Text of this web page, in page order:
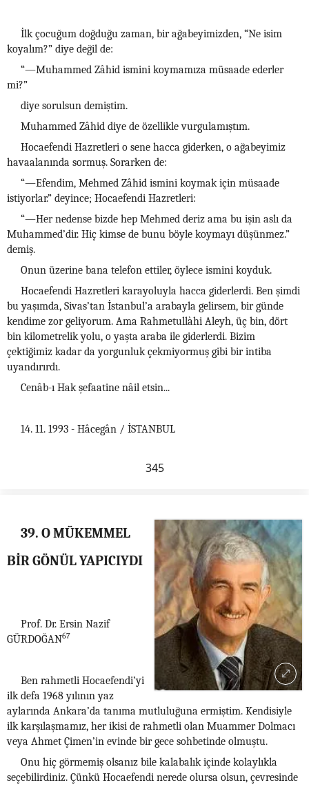
İlk çocuğum doğduğu zaman, bir ağabeyimizden, “Ne isim
koyalım?” diye değil de:
“—Muhammed Zâhid ismini koymamıza müsaade ederler
mi?”
diye sorulsun demiştim.
Muhammed Zâhid diye de özellikle vurgulamıştım.
Hocaefendi Hazretleri o sene hacca giderken, o ağabeyimiz
havaalanında sormuş. Sorarken de:
“—Efendim, Mehmed Zâhid ismini koymak için müsaade
istiyorlar.” deyince; Hocaefendi Hazretleri:
“—Her nedense bizde hep Mehmed deriz ama bu işin aslı da
Muhammed’dir. Hiç kimse de bunu böyle koymayı düşünmez.”
demiş.
Onun üzerine bana telefon ettiler, öylece ismini koyduk.
Hocaefendi Hazretleri karayoluyla hacca giderlerdi. Ben şimdi
bu yaşımda, Sivas’tan İstanbul’a arabayla gelirsem, bir günde
kendime zor geliyorum. Ama Rahmetullàhi Aleyh, üç bin, dört
bin kilometrelik yolu, o yaşta araba ile giderlerdi. Bizim
çektiğimiz kadar da yorgunluk çekmiyormuş gibi bir intiba
uyandırırdı.
Cenâb-ı Hak şefaatine nâil etsin...
14. 11. 1993 - Hâcegân / İSTANBUL
345
39. O MÜKEMMEL
BİR GÖNÜL YAPICIYDI
Prof. Dr. Ersin Nazif
GÜRDOĞAN67
Ben rahmetli Hocaefendi’yi
ilk defa 1968 yılının yaz
aylarında Ankara’da tanıma mutluluğuna ermiştim. Kendisiyle
ilk karşılaşmamız, her ikisi de rahmetli olan Muammer Dolmacı
veya Ahmet Çimen’in evinde bir gece sohbetinde olmuştu.
Onu hiç görmemiş olsanız bile kalabalık içinde kolaylıkla
seçebilirdiniz. Çünkü Hocaefendi nerede olursa olsun, çevresinde